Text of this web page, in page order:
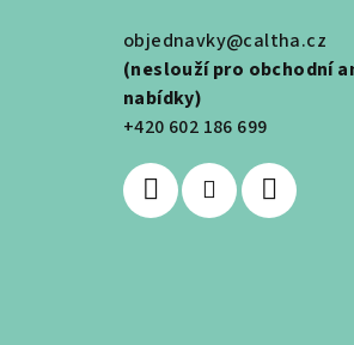
objednavky@caltha.cz
(neslouží pro obchodní
nabídky)
+420 602 186 699